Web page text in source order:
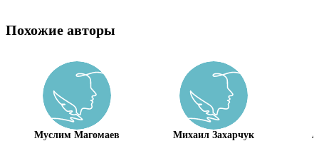
Похожие авторы
Муслим Магомаев Михаил Захарчук